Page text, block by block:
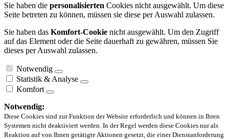
Sie haben die personalisierten Cookies nicht ausgewählt. Um diese
Seite betreten zu können, müssen sie diese per Auswahl zulassen.
Sie haben das Komfort-Cookie nicht ausgewählt. Um den Zugriff
auf das Element oder die Seite dauerhaft zu gewähren, müssen Sie
dieses per Auswahl zulassen.
Notwendig
Statistik & Analyse
Komfort
Notwendig:
Diese Cookies sind zur Funktion der Website erforderlich und können in Ihren
Systemen nicht deaktiviert werden. In der Regel werden diese Cookies nur als
Reaktion auf von Ihnen getätigte Aktionen gesetzt, die einer Dienstanforderung